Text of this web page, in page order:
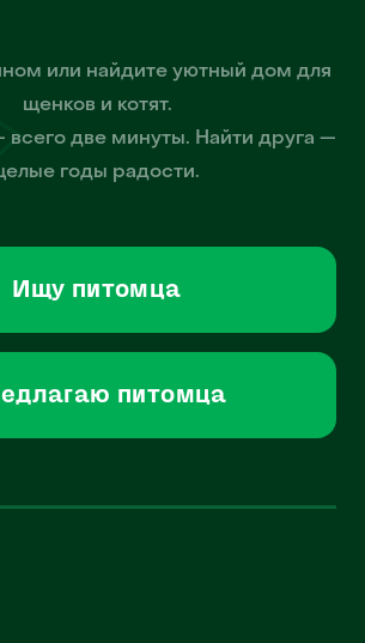
или найдите уютный дом для
щенков и котят.
всего две минуты. Найти друга —
годы радости.
Ищу питомца
питомца